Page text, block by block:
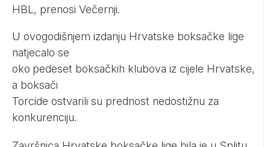
HBL, prenosi Večernji.
U ovogodišnjem izdanju Hrvatske boksačke lige
natjecalo se
oko pedeset boksačkih klubova iz cijele Hrvatske,
a boksači
Torcide ostvarili su prednost nedostižnu za
konkurenciju.